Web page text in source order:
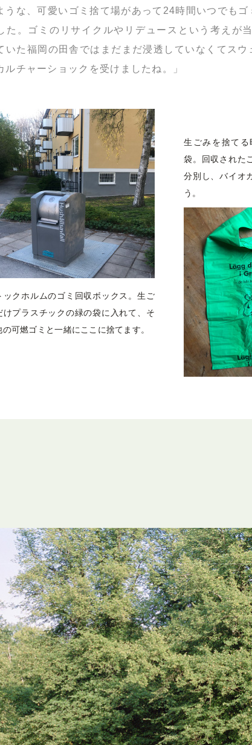
うな、可愛いゴミ捨て場があって24時間いつでもゴ
た。ゴミのリサイクルやリデュースという考えが
いた福岡の田舎ではまだまだ浸透していなくてス
ルチャーショックを受けましたね。」
ックホルムのゴミ回収ボックス。生ご
けプラスチックの緑の袋に入れて、そ
の可燃ゴミと一緒にここに捨てます。
生ごみを捨て
袋。回収された
分別し、バイオ
う。